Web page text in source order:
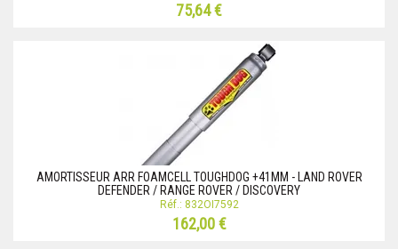
75,64 €
AMORTISSEUR ARR FOAMCELL TOUGHDOG +41MM - LAND ROVER
DEFENDER / RANGE ROVER / DISCOVERY
Réf.: 832OI7592
162,00 €